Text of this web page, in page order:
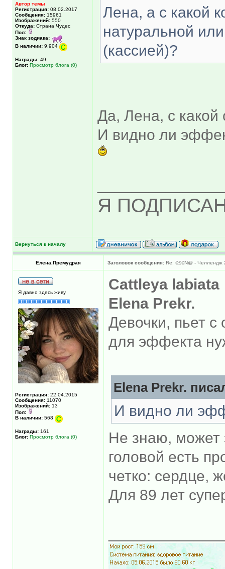
Автор темы
Регистрация: 08.02.2017
Сообщения: 15961
Изображений: 550
Откуда: Страна Чудес
Пол:
Знак зодиака:
В наличии: 9,904
Награды: 49
Блог: Просмотр блога (0)
Лена, а с какой
натуральной
(кассией)?
Да, Лена, с какой
И видно ли
Я
Вернуться к началу
Елена.Премудрая Заголовок сообщения: Re: €£€N@ - Челлендж
Я давно здесь живу
Регистрация: 22.04.2015
Сообщения: 11070
Изображений: 13
Пол:
В наличии: 568
Награды: 161
Блог: Просмотр блога (0)
Cattleya labiata
Elena Prekr.
Девочки, пьет
для эффекта
Elena Prekr.
И видно ли
Не знаю, может
головой есть
четко: сердце,
Для 89 лет